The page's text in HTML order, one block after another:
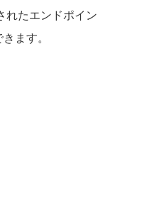
れたエンドポイン
ます。